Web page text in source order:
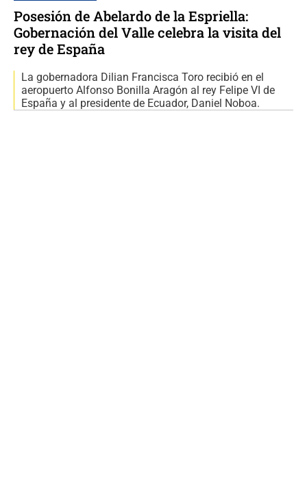
Posesión de Abelardo de la Espriella:
Gobernación del Valle celebra la visita del
rey de España
La gobernadora Dilian Francisca Toro recibió en el
aeropuerto Alfonso Bonilla Aragón al rey Felipe VI de
España y al presidente de Ecuador, Daniel Noboa.